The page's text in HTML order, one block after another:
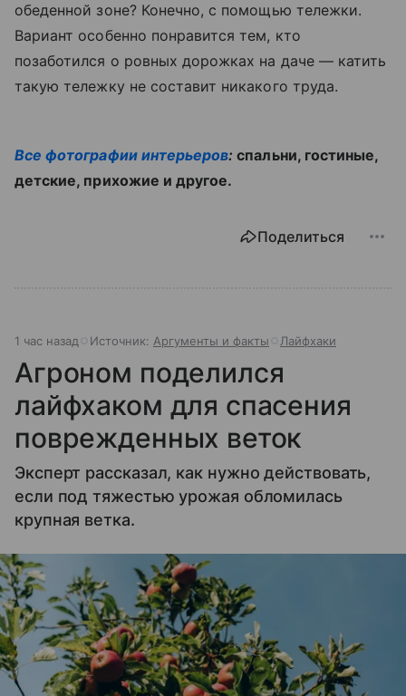
обеденной зоне? Конечно, с помощью тележки.
Вариант особенно понравится тем, кто
позаботился о ровных дорожках на даче — катить
такую тележку не составит никакого труда.
Все фотографии интерьеров:спальни, гостиные,
детские, прихожие и другое.
Поделиться
1 час назад Источник: Аргументы и факты Лайфхаки
Агроном поделился
лайфхаком для спасения
поврежденных веток
Эксперт рассказал, как нужно действовать,
если под тяжестью урожая обломилась
крупная ветка.